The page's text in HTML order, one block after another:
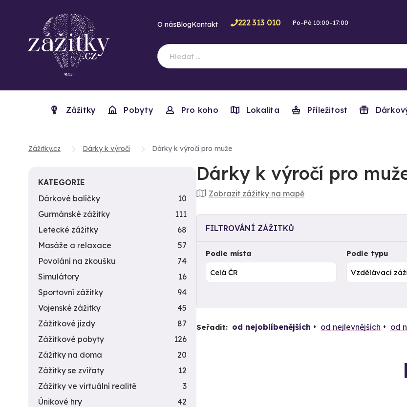
O násBlogKontakt 222 313 010 Po–Pá 10:00–17:00
Zážitky Pobyty Pro koho Lokalita Příležitost
Zážitky.cz Dárky k výročí Dárky k výročí pro muže
Dárky k výročí pro
Zobrazit zážitky na mapě
FILTROVÁNÍ ZÁŽITKŮ
Podle místa Podle typu
Seřadit: od nejoblíbenějších od nejlevnějších od
KATEGORIE
Dárkové balíčky
10
Gurmánské zážitky
111
Letecké zážitky
68
Masáže a relaxace
57
Povolání na zkoušku
74
Simulátory
16
Sportovní zážitky
94
Vojenské zážitky
45
Zážitkové jízdy
87
Zážitkové pobyty
126
Zážitky na doma
20
Zážitky se zvířaty
12
Zážitky ve virtuální realitě
3
Únikové hry
42